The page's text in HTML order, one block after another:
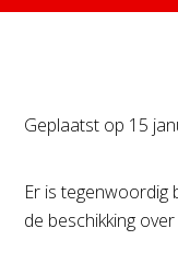
Geplaatst op 15
Er is tegenwoordig
de beschikking